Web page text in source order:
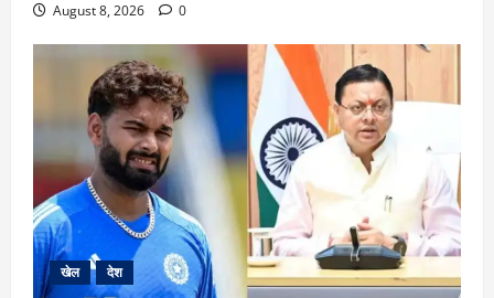
August 8, 2026 0
खेल देश